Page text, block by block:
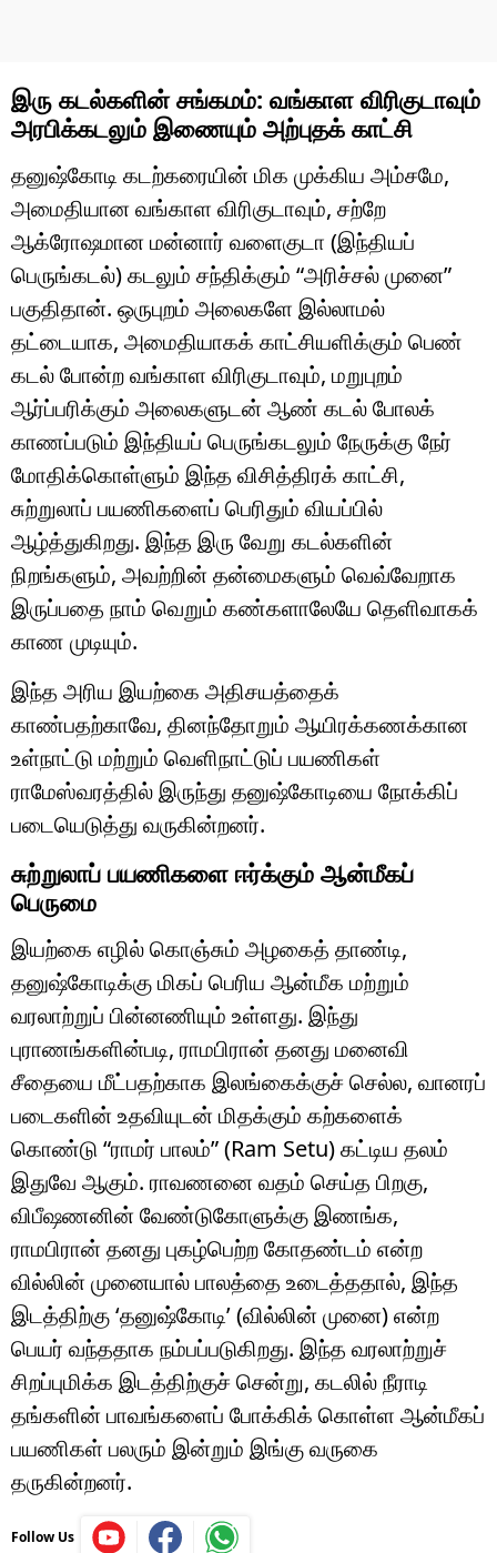
இரு கடல்களின் சங்கமம்: வங்காள விரிகுடாவும்
அரபிக்கடலும் இணையும் அற்புதக் காட்சி
தனுஷ்கோடி கடற்கரையின் மிக முக்கிய அம்சமே,
அமைதியான வங்காள விரிகுடாவும், சற்றே
ஆக்ரோஷமான மன்னார் வளைகுடா (இந்தியப்
பெருங்கடல்) கடலும் சந்திக்கும் “அரிச்சல் முனை”
பகுதிதான். ஒருபுறம் அலைகளே இல்லாமல்
தட்டையாக, அமைதியாகக் காட்சியளிக்கும் பெண்
கடல் போன்ற வங்காள விரிகுடாவும், மறுபுறம்
ஆர்ப்பரிக்கும் அலைகளுடன் ஆண் கடல் போலக்
காணப்படும் இந்தியப் பெருங்கடலும் நேருக்கு நேர்
மோதிக்கொள்ளும் இந்த விசித்திரக் காட்சி,
சுற்றுலாப் பயணிகளைப் பெரிதும் வியப்பில்
ஆழ்த்துகிறது. இந்த இரு வேறு கடல்களின்
நிறங்களும், அவற்றின் தன்மைகளும் வெவ்வேறாக
இருப்பதை நாம் வெறும் கண்களாலேயே தெளிவாகக்
காண முடியும்.
இந்த அரிய இயற்கை அதிசயத்தைக்
காண்பதற்காவே, தினந்தோறும் ஆயிரக்கணக்கான
உள்நாட்டு மற்றும் வெளிநாட்டுப் பயணிகள்
ராமேஸ்வரத்தில் இருந்து தனுஷ்கோடியை நோக்கிப்
படையெடுத்து வருகின்றனர்.
சுற்றுலாப் பயணிகளை ஈர்க்கும் ஆன்மீகப்
பெருமை
இயற்கை எழில் கொஞ்சும் அழகைத் தாண்டி,
தனுஷ்கோடிக்கு மிகப் பெரிய ஆன்மீக மற்றும்
வரலாற்றுப் பின்னணியும் உள்ளது. இந்து
புராணங்களின்படி, ராமபிரான் தனது மனைவி
சீதையை மீட்பதற்காக இலங்கைக்குச் செல்ல, வானரப்
படைகளின் உதவியுடன் மிதக்கும் கற்களைக்
கொண்டு “ராமர் பாலம்” (Ram Setu) கட்டிய தலம்
இதுவே ஆகும். ராவணனை வதம் செய்த பிறகு,
விபீஷணனின் வேண்டுகோளுக்கு இணங்க,
ராமபிரான் தனது புகழ்பெற்ற கோதண்டம் என்ற
வில்லின் முனையால் பாலத்தை உடைத்ததால், இந்த
இடத்திற்கு ‘தனுஷ்கோடி’ (வில்லின் முனை) என்ற
பெயர் வந்ததாக நம்பப்படுகிறது. இந்த வரலாற்றுச்
சிறப்புமிக்க இடத்திற்குச் சென்று, கடலில் நீராடி
தங்களின் பாவங்களைப் போக்கிக் கொள்ள ஆன்மீகப்
பயணிகள் பலரும் இன்றும் இங்கு வருகை
தருகின்றனர்.
Follow Us